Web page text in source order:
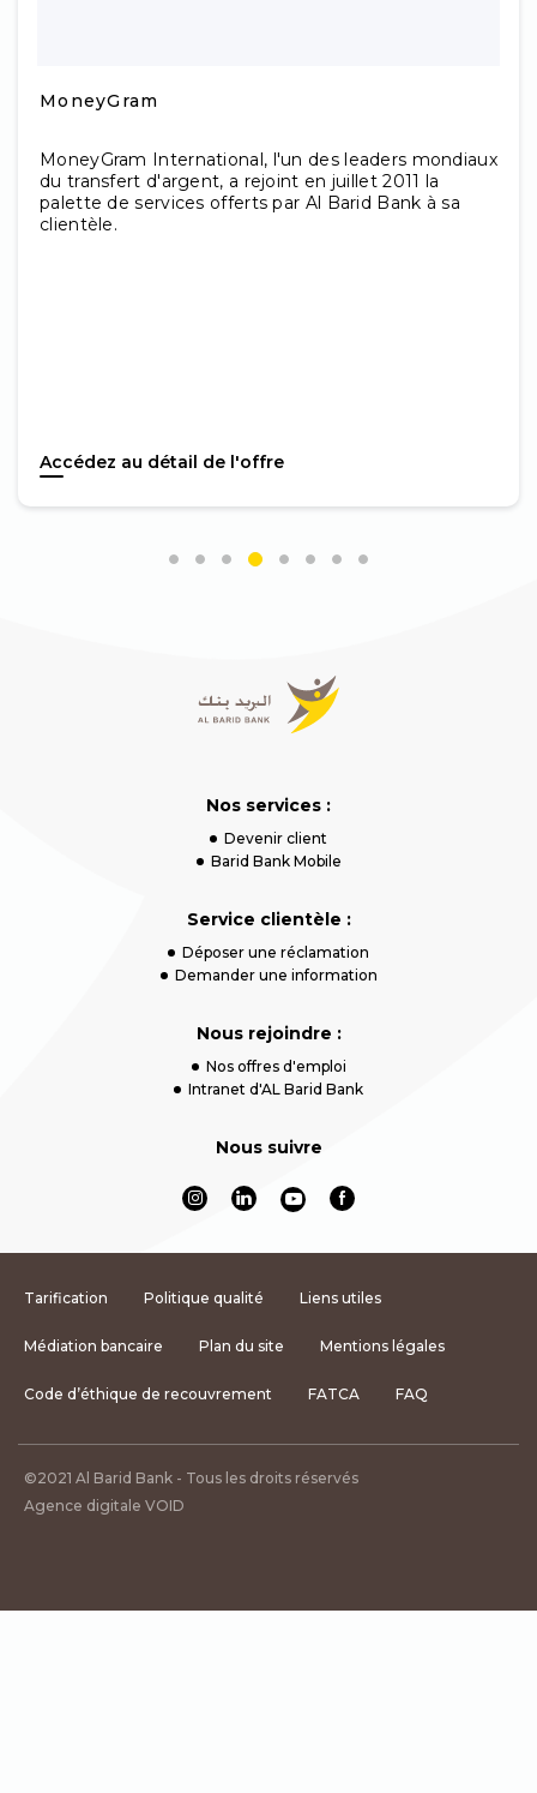
MoneyGram
MoneyGram International, l'un des leaders mondiaux
du transfert d'argent, a rejoint en juillet 2011 la
palette de services offerts par Al Barid Bank à sa
clientèle.
Accédez au détail de l'offre
Nos services :
Devenir client
Barid Bank Mobile
Service clientèle :
Déposer une réclamation
Demander une information
Nous rejoindre :
Nos offres d'emploi
Intranet d'AL Barid Bank
Nous suivre
Tarification Politique qualité Liens utiles
Médiation bancaire Plan du site Mentions légales
Code d’éthique de recouvrement FATCA FAQ
©2021 Al Barid Bank - Tous les droits réservés
Agence digitale VOID